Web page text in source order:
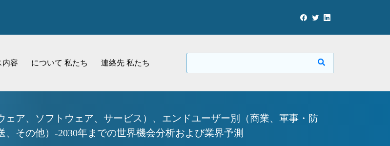
内容 について 私たち 連絡先 私たち
ア、ソフトウェア、サービス）、エンドユーザー別（商業、軍事・防
その他）-2030年までの世界機会分析および業界予測